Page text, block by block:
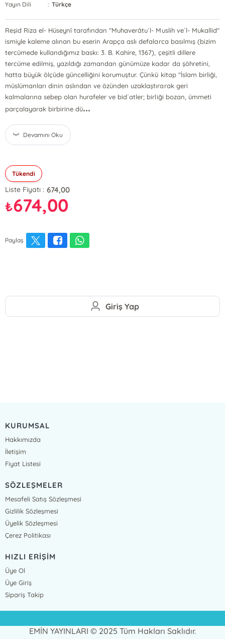
Yayın Dili
: Türkçe
Reşid Riza el- Hüseynî tarafından "Muhaverâtu´l- Muslih ve´l- Mukallid"
ismiyle kaleme alınan bu eserin Arapça aslı defalarca basılmış (bizim
tercümede kullandığımız baskı: 3. B. Kahire, 1367), çeşitli dillere
tercüme edilmiş, yazıldığı zamandan günümüze kadar da şöhretini,
hatta büyük ölçüde güncelliğini korumuştur. Çünkü kitap "İslam birliği,
müslümanları dinin aslından ve özünden uzaklaştırarak geri
kalmalarına sebep olan hurafeler ve bid´atler; birliği bozan, ümmeti
parçalayarak birbirine dü...
Devamını Oku
Tükendi
Liste Fiyatı : 674,00
₺674,00
Paylaş
Giriş Yap
KURUMSAL
Hakkımızda
İletişim
Fiyat Listesi
SÖZLEŞMELER
Mesafeli Satış Sözleşmesi
Gizlilik Sözleşmesi
Üyelik Sözleşmesi
Çerez Politikası
HIZLI ERİŞİM
Üye Ol
Üye Giriş
Sipariş Takip
EMİN YAYINLARI © 2025 Tüm Hakları Saklıdır.